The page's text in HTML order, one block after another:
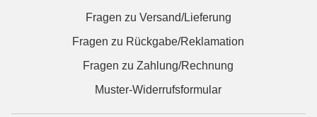
Fragen zu Versand/Lieferung
Fragen zu Rückgabe/Reklamation
Fragen zu Zahlung/Rechnung
Muster-Widerrufsformular